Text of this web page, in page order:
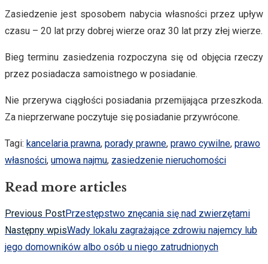
Zasiedzenie jest sposobem nabycia własności przez upływ
czasu – 20 lat przy dobrej wierze oraz 30 lat przy złej wierze.
Bieg terminu zasiedzenia rozpoczyna się od objęcia rzeczy
przez posiadacza samoistnego w posiadanie.
Nie przerywa ciągłości posiadania przemijająca przeszkoda.
Za nieprzerwane poczytuje się posiadanie przywrócone.
Tagi: kancelaria prawna, porady prawne, prawo cywilne, prawo
własności, umowa najmu, zasiedzenie nieruchomości
Read more articles
Previous PostPrzestępstwo znęcania się nad zwierzętami
Następny wpisWady lokalu zagrażające zdrowiu najemcy lub
jego domowników albo osób u niego zatrudnionych